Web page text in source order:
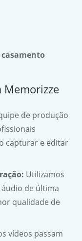
Memorizze
de produção
capturar e editar
Utilizamos
de última
qualidade de
vídeos passam